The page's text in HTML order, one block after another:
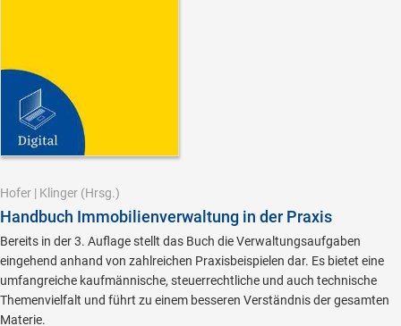
Hofer | Klinger (Hrsg.)
Handbuch Immobilienverwaltung in der Praxis
Bereits in der 3. Auflage stellt das Buch die Verwaltungsaufgaben
eingehend anhand von zahlreichen Praxisbeispielen dar. Es bietet eine
umfangreiche kaufmännische, steuerrechtliche und auch technische
Themenvielfalt und führt zu einem besseren Verständnis der gesamten
Materie.